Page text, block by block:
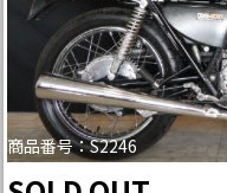
商品番号：S2246